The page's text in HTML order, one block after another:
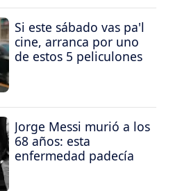
Si este sábado vas pa'l
cine, arranca por uno
de estos 5 peliculones
Jorge Messi murió a los
68 años: esta
enfermedad padecía